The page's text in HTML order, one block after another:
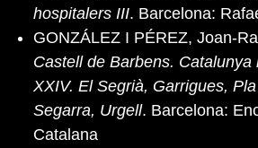
hospitalers III. Barcelona:
GONZÁLEZ I PÉREZ, Joan-
Castell de Barbens. Catalunya
XXIV. El Segrià, Garrigues,
Segarra, Urgell. Barcelona:
Catalana